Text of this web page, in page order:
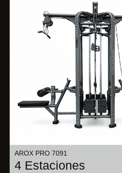
AROX PRO 7091
4 Estaciones